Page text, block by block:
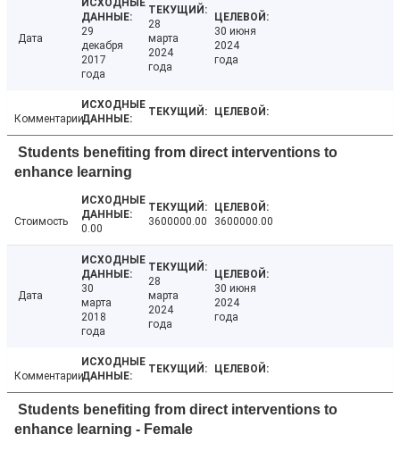
Дата
29
декабря
2017
года
28
марта
2024
года
30 июня
2024
года
Комментарии
Students benefiting from direct interventions to
enhance learning
Стоимость
0.00
3600000.00 3600000.00
Дата
30
марта
2018
года
28
марта
2024
года
30 июня
2024
года
Комментарии
Students benefiting from direct interventions to
enhance learning - Female